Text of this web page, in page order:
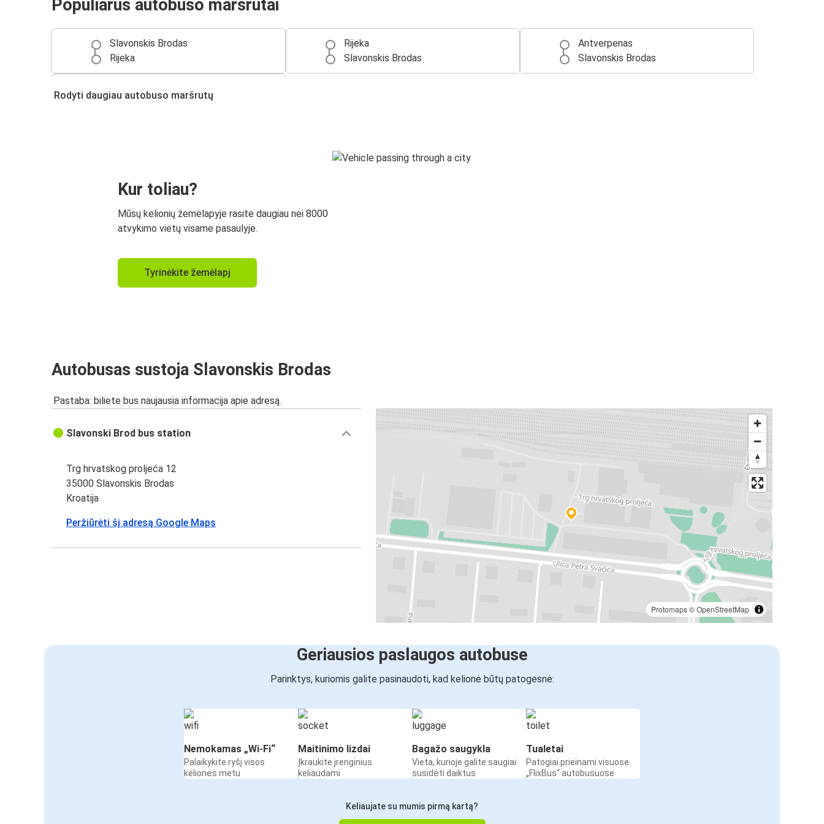
Populiarūs autobuso maršrutai
Slavonskis Brodas
Rijeka
Rijeka
Slavonskis Brodas
Antverpenas
Slavonskis Brodas
Slavonskis Brodas
Rodyti daugiau autobuso maršrutų
Kur toliau?
Mūsų kelionių žemėlapyje rasite daugiau nei 8000
atvykimo vietų visame pasaulyje.
Tyrinėkite žemėlapį
Autobusas sustoja Slavonskis Brodas
Pastaba: biliete bus naujausia informacija apie adresą.
Protomaps©OpenStreetMap
Slavonski Brod bus station
Trg hrvatskog proljeća 12
35000 Slavonskis Brodas
Kroatija
Peržiūrėti šį adresą Google Maps
Geriausios paslaugos autobuse
Parinktys, kuriomis galite pasinaudoti, kad kelionė būtų patogesnė:
Nemokamas „Wi-Fi“
Palaikykite ryšį visos
kelionės metu
Maitinimo lizdai
Įkraukite įrenginius
keliaudami
Bagažo saugykla
Vieta, kurioje galite saugiai
susidėti daiktus
Tualetai
Patogiai prieinami visuose
„FlixBus“ autobusuose
Keliaujate su mumis pirmą kartą?